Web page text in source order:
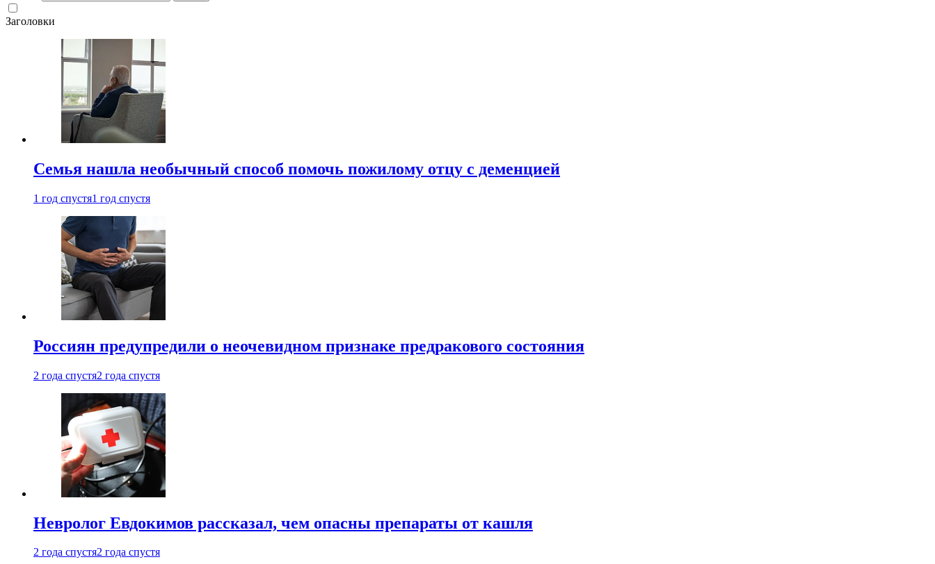
Заголовки
Семья нашла необычный способ помочь пожилому отцу с деменцией
1 год спустя1 год спустя
Россиян предупредили о неочевидном признаке предракового состояния
2 года спустя2 года спустя
Невролог Евдокимов рассказал, чем опасны препараты от кашля
2 года спустя2 года спустя